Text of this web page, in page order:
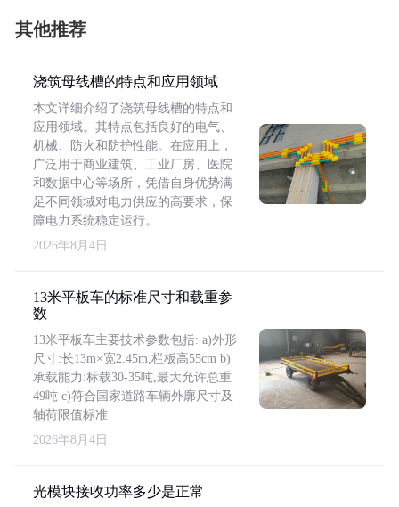
其他推荐
浇筑母线槽的特点和应用领域
本文详细介绍了浇筑母线槽的特点和
应用领域。其特点包括良好的电气、
机械、防火和防护性能。在应用上，
广泛用于商业建筑、工业厂房、医院
和数据中心等场所，凭借自身优势满
足不同领域对电力供应的高要求，保
障电力系统稳定运行。
2026年8月4日
13米平板车的标准尺寸和载重参
数
13米平板车主要技术参数包括: a)外形
尺寸:长13m×宽2.45m,栏板高55cm b)
承载能力:标载30-35吨,最大允许总重
49吨 c)符合国家道路车辆外廓尺寸及
轴荷限值标准
2026年8月4日
光模块接收功率多少是正常